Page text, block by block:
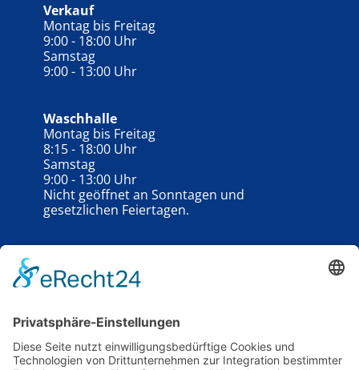
Verkauf
Montag bis Freitag
9:00 - 18:00 Uhr
Samstag
9:00 - 13:00 Uhr
Waschhalle
Montag bis Freitag
8:15 - 18:00 Uhr
Samstag
9:00 - 13:00 Uhr
Nicht geöffnet an Sonntagen und
gesetzlichen Feiertagen.
Gebrauchtwagengalerie
Öffnungszeiten
Samstag
13:00 - 18:00 Uhr
Während der Schautage keine Beratung, kein